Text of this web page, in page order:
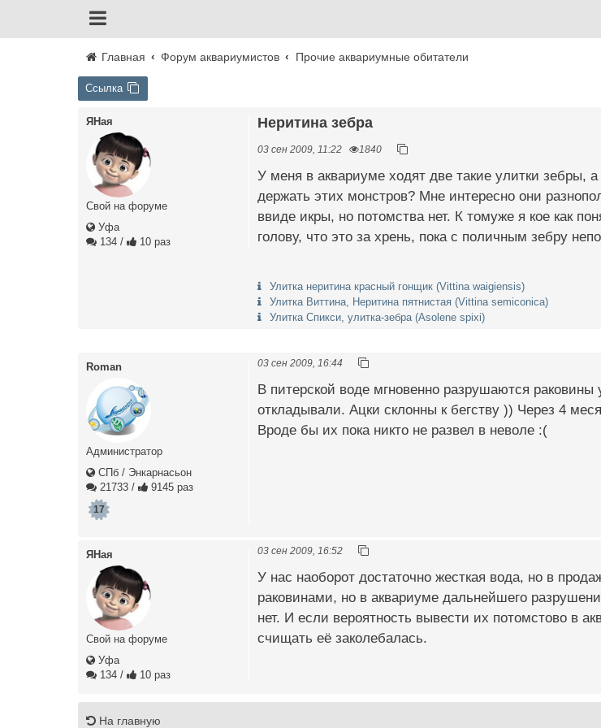
Главная Форум аквариумистов Прочие аквариумные обитатели
Ссылка
ЯНая
Свой на форуме
Уфа
134 / 10 раз
Неритина зебра
03 сен 2009, 11:22 1840
У меня в аквариуме ходят две такие улитки зебры,
держать этих монстров? Мне интересно они
ввиде икры, но потомства нет. К томуже я кое как
голову, что это за хрень, пока с поличным зебру
Улитка неритина красный гонщик (Vittina waigiensis)
Улитка Виттина, Неритина пятнистая (Vittina semiconica)
Улитка Спикси, улитка-зебра (Asolene spixi)
Roman
Администратор
СПб / Энкарнасьон
21733 / 9145 раз
17
03 сен 2009, 16:44
В питерской воде мгновенно разрушаются
откладывали. Ацки склонны к бегству )) Через 4
Вроде бы их пока никто не развел в неволе :(
ЯНая
Свой на форуме
Уфа
134 / 10 раз
03 сен 2009, 16:52
У нас наоборот достаточно жесткая вода, но в
раковинами, но в аквариуме дальнейшего
нет. И если вероятность вывести их потомстово в
счищать её заколебалась.
На главную